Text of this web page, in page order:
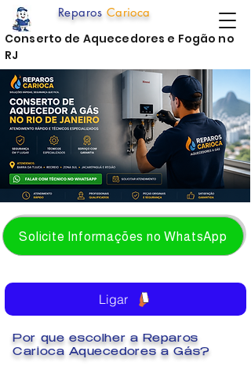
Solicite Informações no WhatsApp
Reparos Carioca
Por que escolher a Reparos
Carioca Aquecedores a Gás?
Ligar
Conserto de Aquecedores e Fogão no
RJ